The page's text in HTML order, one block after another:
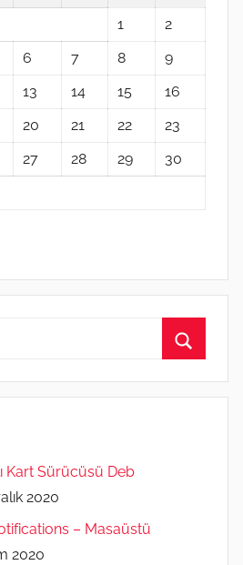
1
2
6 7 8
9
13 14 15
16
20 21 22
23
27 28 29
30
Kart Sürücüsü Deb
2020
– Masaüstü
2020